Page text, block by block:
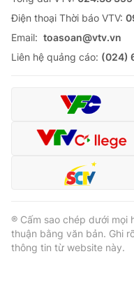
Ðiện thoại Thời báo VTV:
Email: toasoan@vtv.vn
Liên hệ quảng cáo: (024)
® Cấm sao chép dưới mọi
thuận bằng văn bản. Ghi
thông tin từ website này.